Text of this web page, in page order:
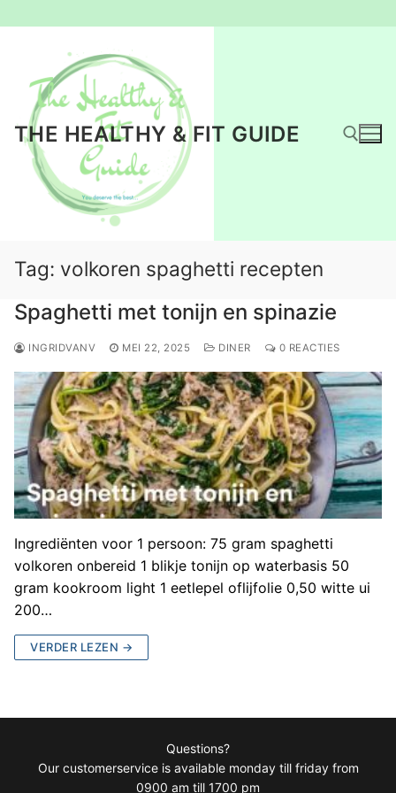
inhoud
THE HEALTHY & FIT GUIDE
Tag: volkoren spaghetti recepten
Spaghetti met tonijn en spinazie
INGRIDVANV MEI 22, 2025 DINER 0 REACTIES
Ingrediënten voor 1 persoon: 75 gram spaghetti
volkoren onbereid 1 blikje tonijn op waterbasis 50
gram kookroom light 1 eetlepel oflijfolie 0,50 witte ui
200…
VERDER LEZEN →
Questions?
Our customerservice is available monday till friday from
0900 am till 1700 pm